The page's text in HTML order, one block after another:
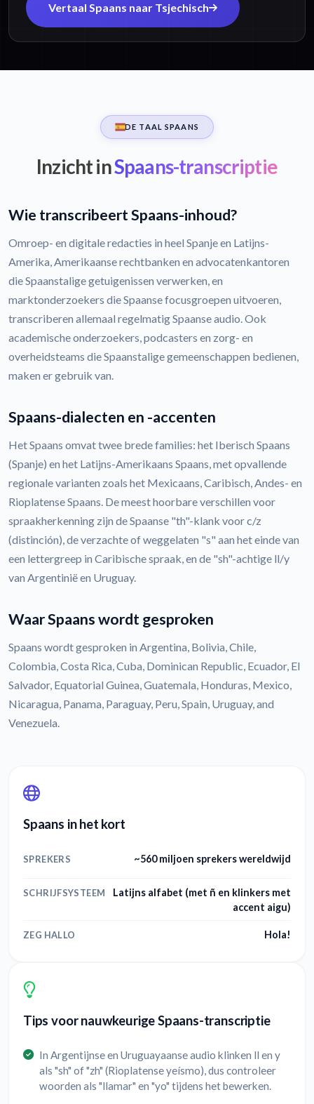
Vertaal Spaans naar Tsjechisch
DE TAAL SPAANS
Inzicht inSpaans-transcriptie
Wie transcribeert Spaans-inhoud?
Omroep- en digitale redacties in heel Spanje en Latijns-
Amerika, Amerikaanse rechtbanken en advocatenkantoren
die Spaanstalige getuigenissen verwerken, en
marktonderzoekers die Spaanse focusgroepen uitvoeren,
transcriberen allemaal regelmatig Spaanse audio. Ook
academische onderzoekers, podcasters en zorg- en
overheidsteams die Spaanstalige gemeenschappen bedienen,
maken er gebruik van.
Spaans-dialecten en -accenten
Het Spaans omvat twee brede families: het Iberisch Spaans
(Spanje) en het Latijns-Amerikaans Spaans, met opvallende
regionale varianten zoals het Mexicaans, Caribisch, Andes- en
Rioplatense Spaans. De meest hoorbare verschillen voor
spraakherkenning zijn de Spaanse "th"-klank voor c/z
(distinción), de verzachte of weggelaten "s" aan het einde van
een lettergreep in Caribische spraak, en de "sh"-achtige ll/y
van Argentinië en Uruguay.
Waar Spaans wordt gesproken
Spaans wordt gesproken in Argentina, Bolivia, Chile,
Colombia, Costa Rica, Cuba, Dominican Republic, Ecuador, El
Salvador, Equatorial Guinea, Guatemala, Honduras, Mexico,
Nicaragua, Panama, Paraguay, Peru, Spain, Uruguay, and
Venezuela.
Spaans in het kort
SPREKERS ~560 miljoen sprekers wereldwijd
SCHRIJFSYSTEEM
Latijns alfabet (met ñ en klinkers met
accent aigu)
ZEG HALLO Hola!
Tips voor nauwkeurige Spaans-transcriptie
In Argentijnse en Uruguayaanse audio klinken ll en y
als "sh" of "zh" (Rioplatense yeísmo), dus controleer
woorden als "llamar" en "yo" tijdens het bewerken.